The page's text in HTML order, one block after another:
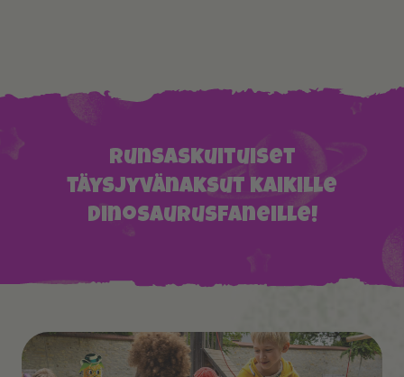
Runsaskuituiset
täysjyvänaksut kaikille
dinosaurusfaneille!